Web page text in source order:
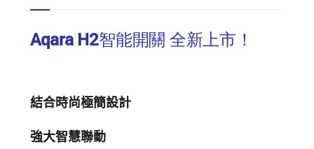
Aqara H2智能開關 全新上市！
結合時尚極簡設計
強大智慧聯動
會員資料管理
加入 JARVIS VIP